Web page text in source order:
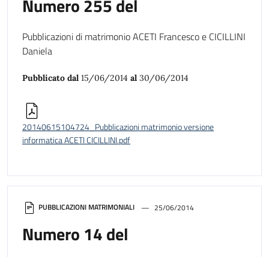
PUBBLICAZIONI MATRIMONIALI 25/06/2014
Numero 14 del
Numero 255 del
Pubblicazioni di matrimonio ACETI Francesco e CICILLINI
Daniela
Pubblicato dal 15/06/2014 al 30/06/2014
20140615104724_Pubblicazioni matrimonio versione
informatica ACETI CICILLINI.pdf